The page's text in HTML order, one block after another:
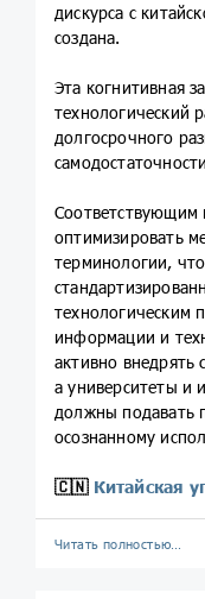
дискурса с
создана.
Эта когнитивная
технологический
долгосрочного
Соответствующим
оптимизировать
терминологии,
технологическим
информации и
активно внедрять
а университеты и
должны подавать
осознанному
🇨🇳 Китайская
Читать полностью…